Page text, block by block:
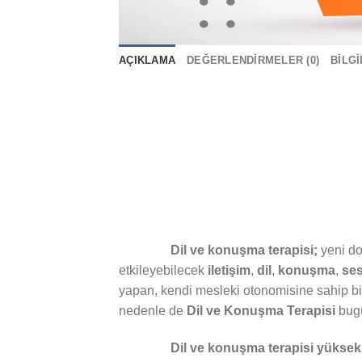
AÇIKLAMA DEĞERLENDIRMELER (0)
Dil ve konuşma terapisi; yeni
etkileyebilecek iletişim, dil , konuşma,
yapan, kendi mesleki otonomisine sahip
nedenle de Dil ve Konuşma Terapisi
Dil ve konuşma terapisi